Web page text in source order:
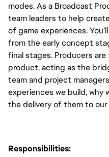
modes. As a Broadcast
team leaders to help
of game experiences.
from the early concept
final stages. Producers
product, acting as the
team and project
experiences we build, why
the delivery of them to our
Responsibilities: